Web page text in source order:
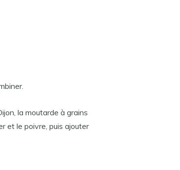
la moutarde à grains
et le poivre, puis ajouter